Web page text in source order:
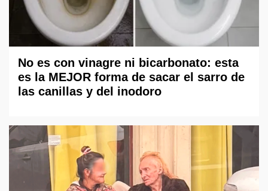
No es con vinagre ni bicarbonato: esta
es la MEJOR forma de sacar el sarro de
las canillas y del inodoro